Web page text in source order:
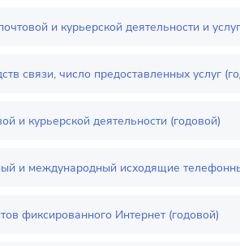
и курьерской деятельности и
связи, число предоставленных услуг
и курьерской деятельности (годовой)
и международный исходящие
фиксированного Интернет (годовой)